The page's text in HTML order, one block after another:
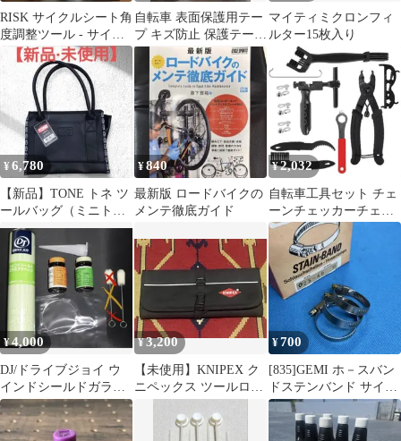
RISK サイクルシート角
度調整ツール - サイク
ルサドル調整ゲージ
自転車 表面保護用テー
プ キズ防止 保護テープ
プロテクター 3M スリ
ーエム
マイティミクロンフィ
ルター15枚入り
¥6,780
【新品】TONE トネ ツ
ールバッグ（ミニトー
トタイプ） A-BG14
¥840
最新版 ロードバイクの
メンテ徹底ガイド
¥2,032
自転車工具セット チェ
ーンチェッカーチェー
ンカッター マウンテン
バイクD8858
¥4,000
DJ/ドライブジョイ ウ
インドシールドガラス
アドヘシブ 320ml
¥3,200
【未使用】KNIPEX ク
ニペックス ツールロー
¥700
[835]GEMI ホ－スバン
ドステンバンド サイ
ズ:25-40 【3個】